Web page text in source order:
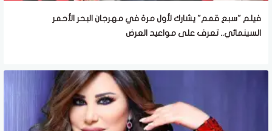
فيلم "سبع قمم" يشارك لأول مرة في مهرجان البحر الأحمر
السينمائي.. تعرف على مواعيد العرض